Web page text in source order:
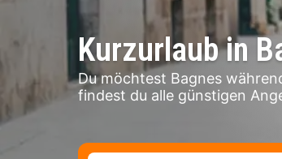
Kurzurlaub in
Du möchtest Bagnes
findest du alle günstigen